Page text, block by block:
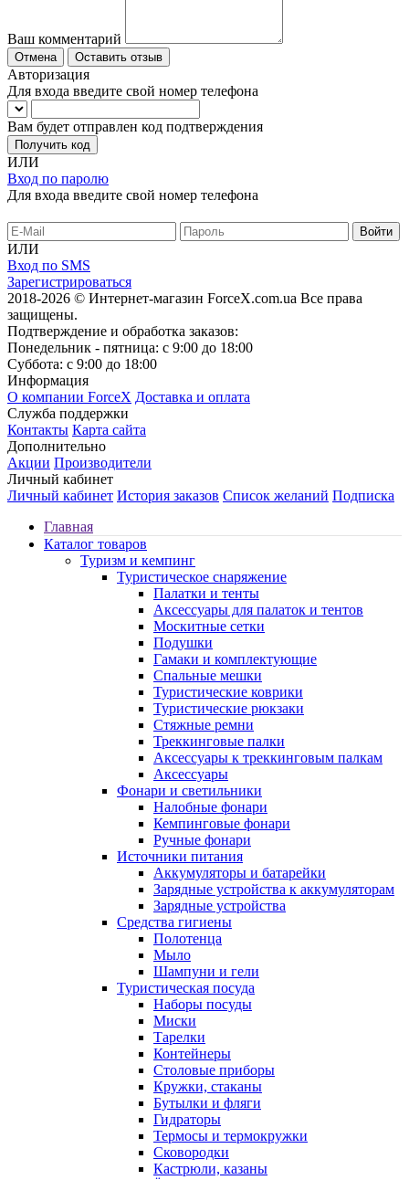
Ваш комментарий
Отмена Оставить отзыв
Авторизация
Для входа введите свой номер телефона
Вам будет отправлен код подтверждения
Получить код
ИЛИ
Вход по паролю
Для входа введите свой номер телефона
ИЛИ
Вход по SMS
Зарегистрироваться
2018-2026 © Интернет-магазин ForceX.com.ua Все права
защищены.
Подтверждение и обработка заказов:
Понедельник - пятница: с 9:00 до 18:00
Суббота: с 9:00 до 18:00
Информация
О компании ForceX Доставка и оплата
Служба поддержки
Контакты Карта сайта
Дополнительно
Акции Производители
Личный кабинет
Личный кабинет История заказов Список желаний Подписка
Главная
Каталог товаров
Туризм и кемпинг
Туристическое снаряжение
Палатки и тенты
Аксессуары для палаток и тентов
Москитные сетки
Подушки
Гамаки и комплектующие
Спальные мешки
Туристические коврики
Туристические рюкзаки
Стяжные ремни
Треккинговые палки
Аксессуары к треккинговым палкам
Аксессуары
Фонари и светильники
Налобные фонари
Кемпинговые фонари
Ручные фонари
Источники питания
Аккумуляторы и батарейки
Зарядные устройства к аккумуляторам
Зарядные устройства
Средства гигиены
Полотенца
Мыло
Шампуни и гели
Туристическая посуда
Наборы посуды
Миски
Тарелки
Контейнеры
Столовые приборы
Кружки, стаканы
Бутылки и фляги
Гидраторы
Термосы и термокружки
Сковородки
Кастрюли, казаны